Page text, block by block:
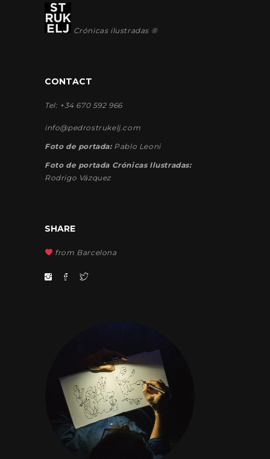
Crónicas ilustradas ®
CONTACT
Tel: +34 670 592 966
info@pedrostrukelj.com
Foto de portada: Pablo Leoni
Foto de portada Crónicas Ilustradas:
Rodrigo Vázquez
SHARE
from Barcelona